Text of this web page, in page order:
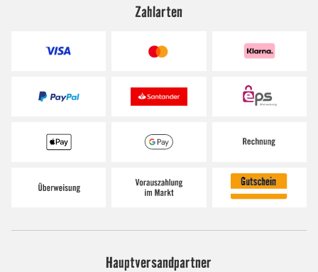
Zahlarten
Hauptversandpartner